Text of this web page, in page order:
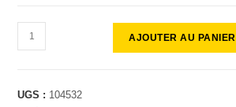
AJOUTER AU PANIER
UGS : 104532